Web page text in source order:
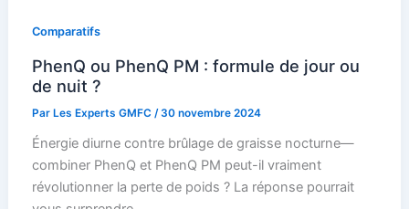
Comparatifs
PhenQ ou PhenQ PM : formule de jour ou
de nuit ?
Par Les Experts GMFC/30 novembre 2024
Énergie diurne contre brûlage de graisse nocturne—
combiner PhenQ et PhenQ PM peut-il vraiment
révolutionner la perte de poids ? La réponse pourrait